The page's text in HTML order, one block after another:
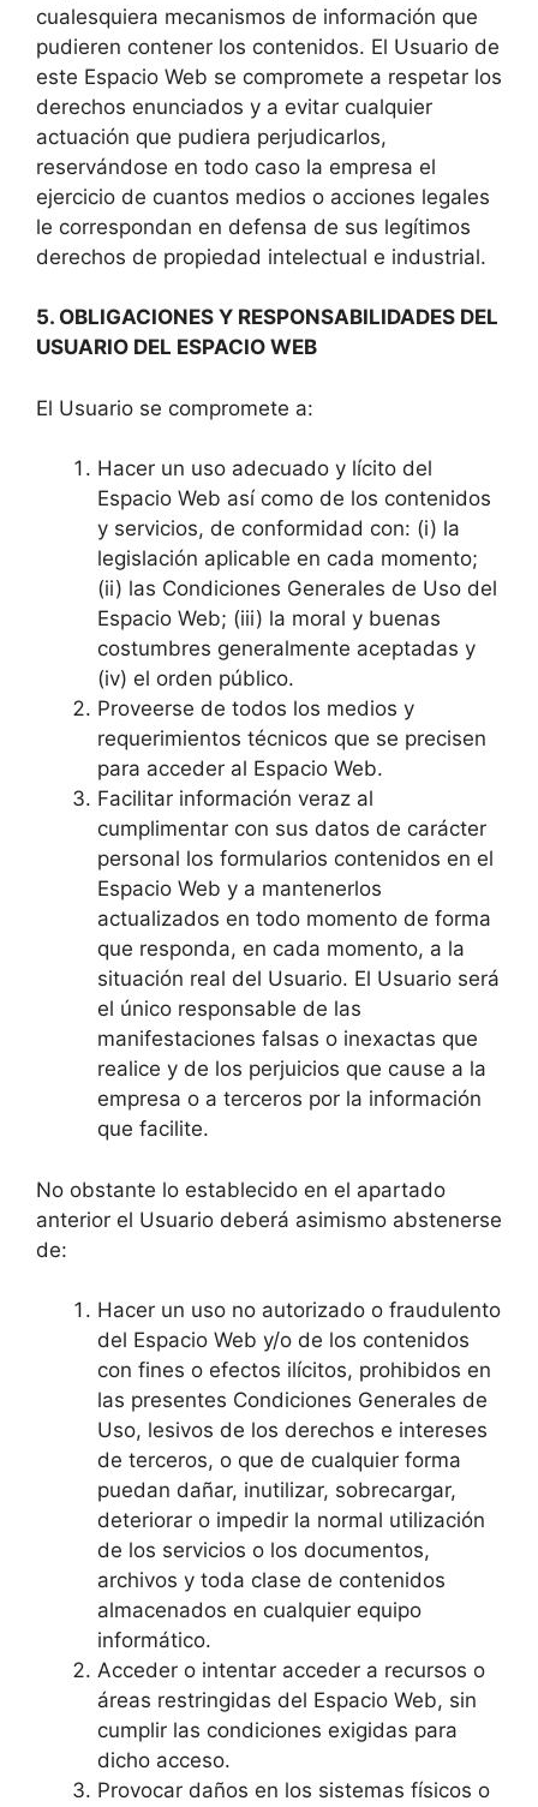
cualesquiera mecanismos de información que
pudieren contener los contenidos. El Usuario de
este Espacio Web se compromete a respetar los
derechos enunciados y a evitar cualquier
actuación que pudiera perjudicarlos,
reservándose en todo caso la empresa el
ejercicio de cuantos medios o acciones legales
le correspondan en defensa de sus legítimos
derechos de propiedad intelectual e industrial.
5. OBLIGACIONES Y RESPONSABILIDADES DEL
USUARIO DEL ESPACIO WEB
El Usuario se compromete a:
Hacer un uso adecuado y lícito del
Espacio Web así como de los contenidos
y servicios, de conformidad con: (i) la
legislación aplicable en cada momento;
(ii) las Condiciones Generales de Uso del
Espacio Web; (iii) la moral y buenas
costumbres generalmente aceptadas y
(iv) el orden público.
Proveerse de todos los medios y
requerimientos técnicos que se precisen
para acceder al Espacio Web.
Facilitar información veraz al
cumplimentar con sus datos de carácter
personal los formularios contenidos en el
Espacio Web y a mantenerlos
actualizados en todo momento de forma
que responda, en cada momento, a la
situación real del Usuario. El Usuario será
el único responsable de las
manifestaciones falsas o inexactas que
realice y de los perjuicios que cause a la
empresa o a terceros por la información
que facilite.
No obstante lo establecido en el apartado
anterior el Usuario deberá asimismo abstenerse
de:
Hacer un uso no autorizado o fraudulento
del Espacio Web y/o de los contenidos
con fines o efectos ilícitos, prohibidos en
las presentes Condiciones Generales de
Uso, lesivos de los derechos e intereses
de terceros, o que de cualquier forma
puedan dañar, inutilizar, sobrecargar,
deteriorar o impedir la normal utilización
de los servicios o los documentos,
archivos y toda clase de contenidos
almacenados en cualquier equipo
informático.
Acceder o intentar acceder a recursos o
áreas restringidas del Espacio Web, sin
cumplir las condiciones exigidas para
dicho acceso.
Provocar daños en los sistemas físicos o